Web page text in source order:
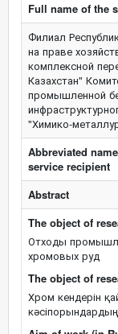
Full name of the
Филиал
на праве
комплексной
Казахстан"
промышленной
"Химико-
Abbreviated
service recipient
Abstract
The object of
Отходы
хромовых руд
The object of
Хром кендерін